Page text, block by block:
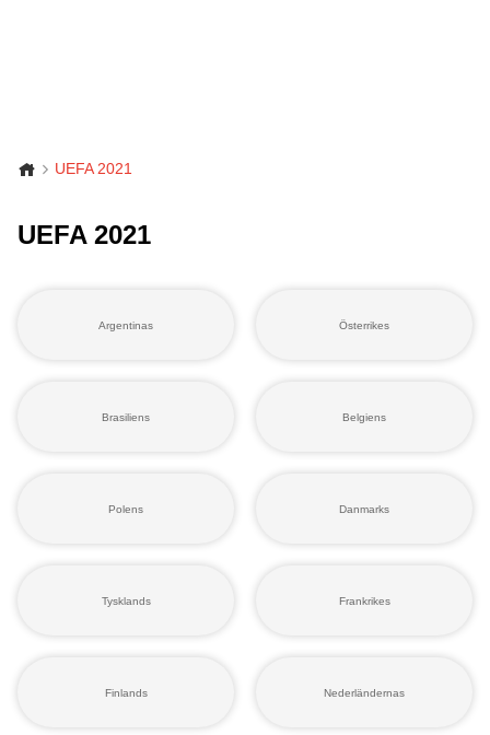
UEFA 2021
UEFA 2021
Argentinas Österrikes
Brasiliens Belgiens
Polens Danmarks
Tysklands Frankrikes
Finlands Nederländernas